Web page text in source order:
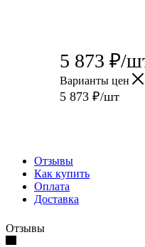
5 873 ₽/
Варианты цен
5 873 ₽/шт
Отзывы
Как купить
Оплата
Доставка
Отзывы